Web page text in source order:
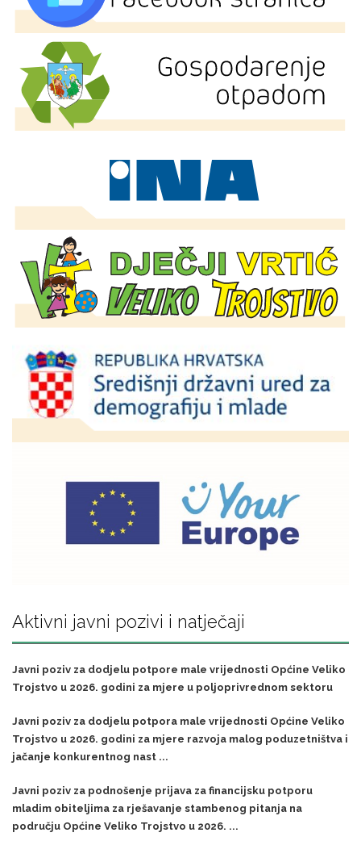
Aktivni javni pozivi i natječaji
Javni poziv za dodjelu potpore male vrijednosti Općine Veliko
Trojstvo u 2026. godini za mjere u poljoprivrednom sektoru
Javni poziv za dodjelu potpora male vrijednosti Općine Veliko
Trojstvo u 2026. godini za mjere razvoja malog poduzetništva i
jačanje konkurentnog nast ...
Javni poziv za podnošenje prijava za financijsku potporu
mladim obiteljima za rješavanje stambenog pitanja na
području Općine Veliko Trojstvo u 2026. ...